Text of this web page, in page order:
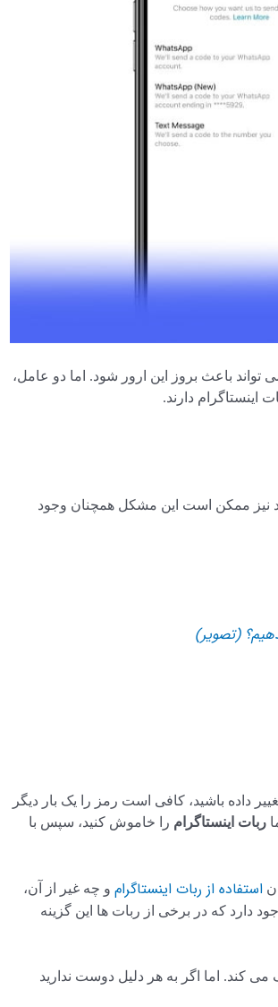
باعث بروز این ارور شود. اما دو عامل،
اینستاگرام دارند.
نیز ممکن است این مشکل همچنان وجود
(تصویر)
داده باشید، کافی است رمز را یک بار دیگر
ربات اینستاگرام را خاموش کنید، سپس با
استفاده از ربات اینستاگرام و چه غیر از آن،
دارد که در برخی از ربات ها این گزینه
کند. اما اگر به هر دلیل دوست ندارید